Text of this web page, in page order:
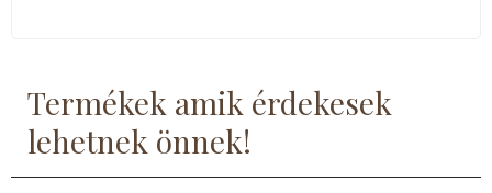
Termékek amik érdekesek
lehetnek önnek!